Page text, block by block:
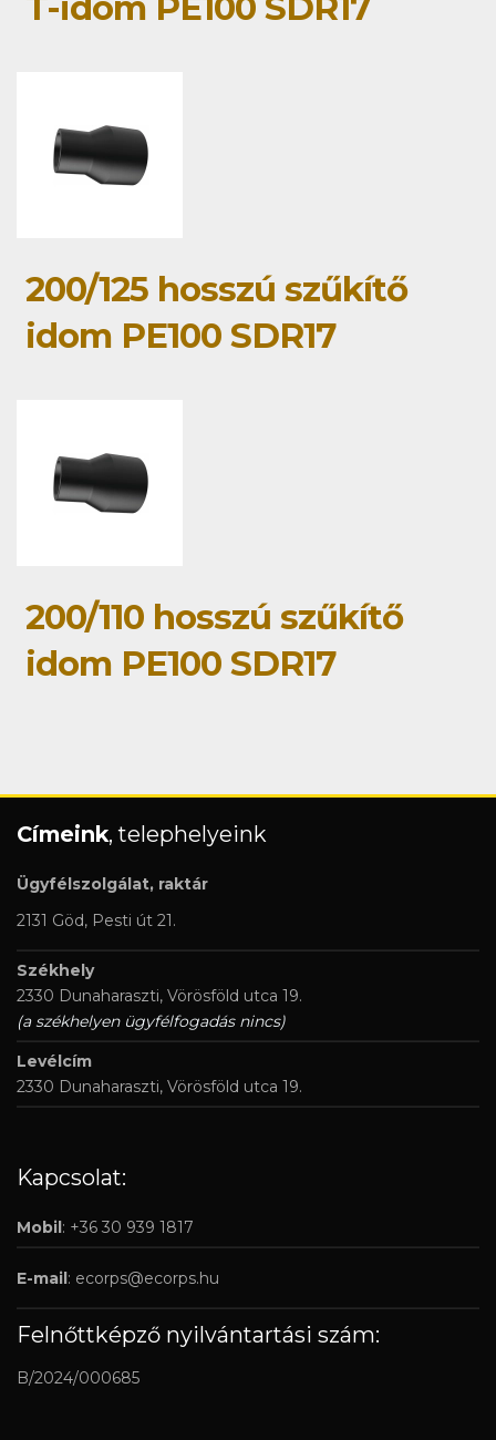
200/125 hosszú szűkítő
idom PE100 SDR17
200/110 hosszú szűkítő
idom PE100 SDR17
Címeink, telephelyeink
Ügyfélszolgálat, raktár
2131 Göd, Pesti út 21.
Székhely
2330 Dunaharaszti, Vörösföld utca 19.
(a székhelyen ügyfélfogadás nincs)
Levélcím
2330 Dunaharaszti, Vörösföld utca 19.
Kapcsolat:
Mobil: +36 30 939 1817
E-mail: ecorps@ecorps.hu
Felnőttképző nyilvántartási szám:
B/2024/000685